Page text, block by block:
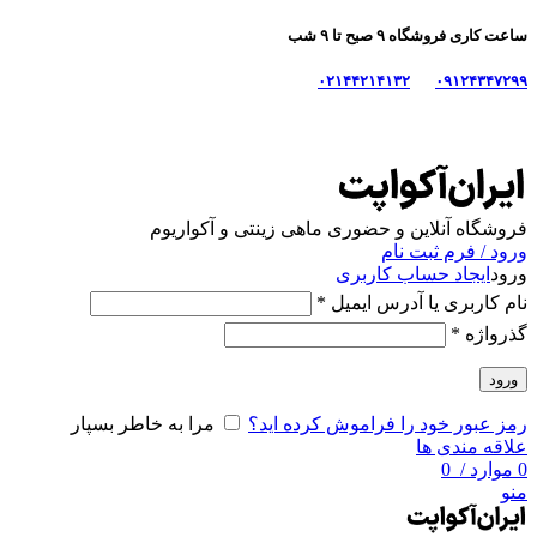
ساعت کاری فروشگاه ۹ صبح تا ۹ شب
۰۹۱۲۴۳۴۷۲۹۹ ۰۲۱۴۴۲۱۴۱۳۲
فروشگاه آنلاین و حضوری ماهی‌ زینتی و آکواریوم
ورود / فرم ثبت نام
ورود ایجاد حساب کاربری
نام کاربری یا آدرس ایمیل *
گذرواژه *
ورود
رمز عبور خود را فراموش کرده اید؟
مرا به خاطر بسپار
علاقه مندی ها
0 موارد /
منو